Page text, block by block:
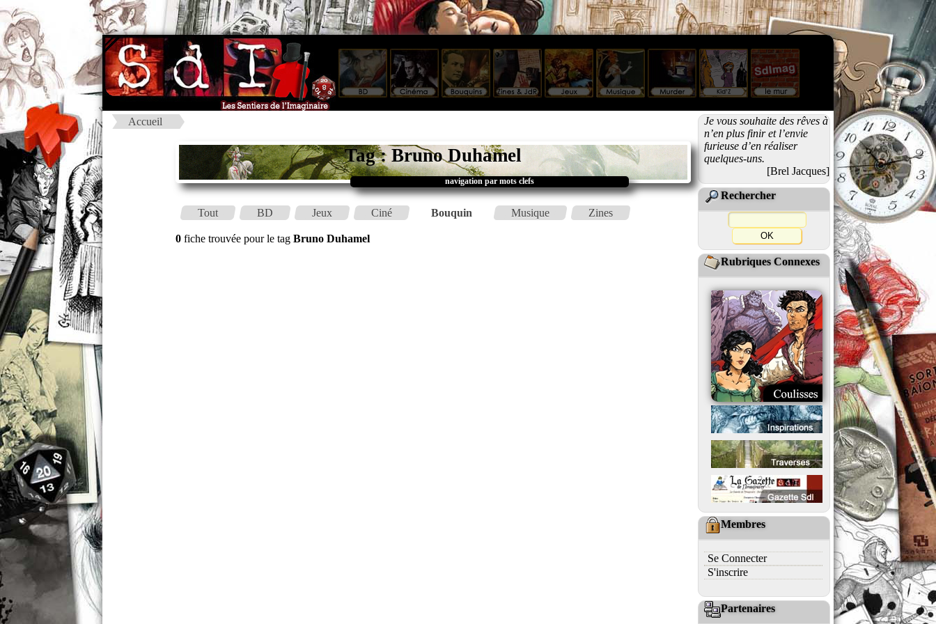
Accueil
Tag : Bruno Duhamel
navigation par mots clefs
Tout BD Jeux Ciné Bouquin Musique Zines
0 fiche trouvée pour le tag Bruno Duhamel
Je vous souhaite des rêves à
n’en plus finir et l’envie
furieuse d’en réaliser
quelques-uns.
[Brel Jacques]
Rechercher
Rubriques Connexes
Membres
Se Connecter
S'inscrire
Partenaires